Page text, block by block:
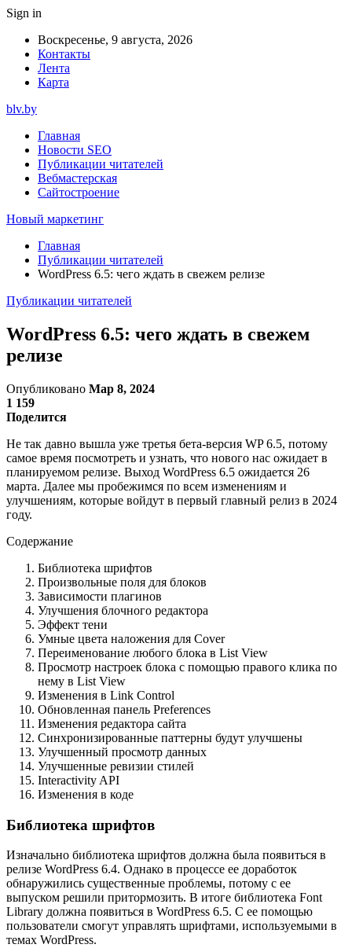
Sign in
Воскресенье, 9 августа, 2026
Контакты
Лента
Карта
blv.by
Главная
Новости SEO
Публикации читателей
Вебмастерская
Сайтостроение
Новый маркетинг
Главная
Публикации читателей
WordPress 6.5: чего ждать в свежем релизе
Публикации читателей
WordPress 6.5: чего ждать в свежем
релизе
Опубликовано Мар 8, 2024
1 159
Поделится
Не так давно вышла уже третья бета-версия WP 6.5, потому
самое время посмотреть и узнать, что нового нас ожидает в
планируемом релизе. Выход WordPress 6.5 ожидается 26
марта. Далее мы пробежимся по всем изменениям и
улучшениям, которые войдут в первый главный релиз в 2024
году.
Содержание
Библиотека шрифтов
Произвольные поля для блоков
Зависимости плагинов
Улучшения блочного редактора
Эффект тени
Умные цвета наложения для Cover
Переименование любого блока в List View
Просмотр настроек блока с помощью правого клика по
нему в List View
Изменения в Link Control
Обновленная панель Preferences
Изменения редактора сайта
Синхронизированные паттерны будут улучшены
Улучшенный просмотр данных
Улучшенные ревизии стилей
Interactivity API
Изменения в коде
Библиотека шрифтов
Изначально библиотека шрифтов должна была появиться в
релизе WordPress 6.4. Однако в процессе ее доработок
обнаружились существенные проблемы, потому с ее
выпуском решили притормозить. В итоге библиотека Font
Library должна появиться в WordPress 6.5. С ее помощью
пользователи смогут управлять шрифтами, используемыми в
темах WordPress.